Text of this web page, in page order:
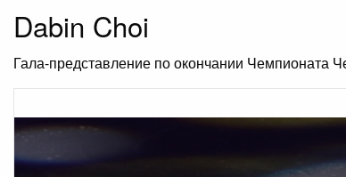
Dabin Choi
Гала-представление по окончании Чемпионата